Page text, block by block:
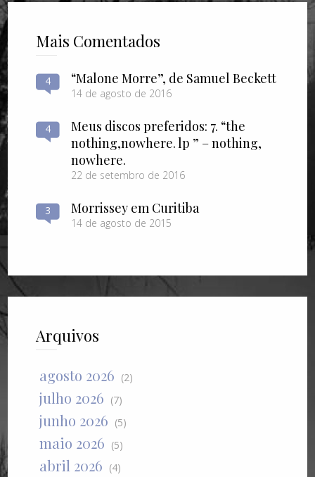
Mais Comentados
4 “Malone Morre”, de Samuel Beckett
14 de agosto de 2016
4
Meus discos preferidos: 7. “the
nothing​,​nowhere. lp ” – nothing​,​
nowhere.
22 de setembro de 2016
3 Morrissey em Curitiba
14 de agosto de 2015
Arquivos
agosto 2026 (2)
julho 2026 (7)
junho 2026 (5)
maio 2026 (5)
abril 2026 (4)